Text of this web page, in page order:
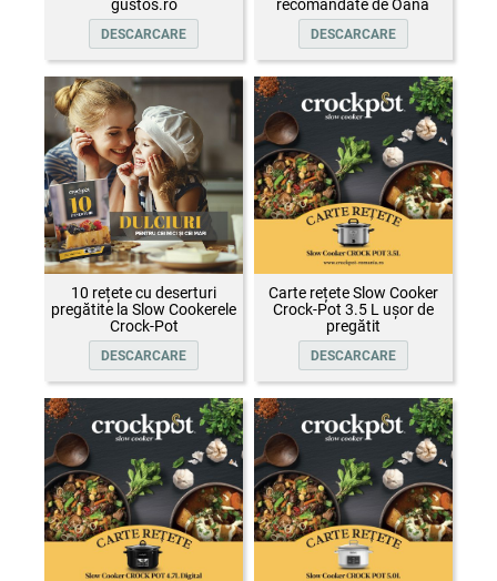
gustos.ro
DESCARCARE
recomandate de Oana
Țepelin
DESCARCARE
10 rețete cu deserturi
pregătite la Slow Cookerele
Crock-Pot
DESCARCARE
Carte rețete Slow Cooker
Crock-Pot 3.5 L ușor de
pregătit
DESCARCARE